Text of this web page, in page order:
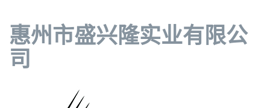
惠州市盛兴隆实业有限公
司